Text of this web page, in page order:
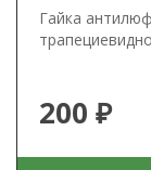
Гайка
200 ₽